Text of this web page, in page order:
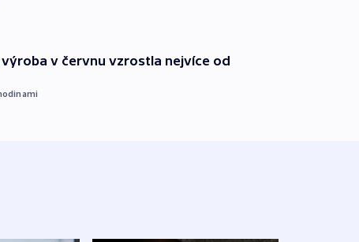
v červnu vzrostla nejvíce od